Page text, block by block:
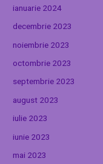
ianuarie 2024
decembrie 2023
noiembrie 2023
octombrie 2023
septembrie 2023
august 2023
iulie 2023
iunie 2023
mai 2023